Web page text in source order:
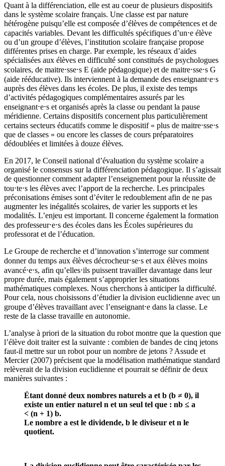
Quant à la différenciation, elle est au coeur de plusieurs dispositifs
dans le système scolaire français. Une classe est par nature
hétérogène puisqu’elle est composée d’élèves de compétences et de
capacités variables. Devant les difficultés spécifiques d’un⋅e élève
ou d’un groupe d’élèves, l’institution scolaire française propose
différentes prises en charge. Par exemple, les réseaux d’aides
spécialisées aux élèves en difficulté sont constitués de psychologues
scolaires, de maitre⋅sse⋅s E (aide pédagogique) et de maitre⋅sse⋅s G
(aide rééducative). Ils interviennent à la demande des enseignant⋅e⋅s
auprès des élèves dans les écoles. De plus, il existe des temps
d’activités pédagogiques complémentaires assurés par les
enseignant⋅e⋅s et organisés après la classe ou pendant la pause
méridienne. Certains dispositifs concernent plus particulièrement
certains secteurs éducatifs comme le dispositif « plus de maitre⋅sse⋅s
que de classes » ou encore les classes de cours préparatoires
dédoublées et limitées à douze élèves.
En 2017, le Conseil national d’évaluation du système scolaire a
organisé le consensus sur la différenciation pédagogique. Il s’agissait
de questionner comment adapter l’enseignement pour la réussite de
tou⋅te⋅s les élèves avec l’apport de la recherche. Les principales
préconisations émises sont d’éviter le redoublement afin de ne pas
augmenter les inégalités scolaires, de varier les supports et les
modalités. L’enjeu est important. Il concerne également la formation
des professeur⋅e⋅s des écoles dans les Écoles supérieures du
professorat et de l’éducation.
Le Groupe de recherche et d’innovation s’interroge sur comment
donner du temps aux élèves décrocheur⋅se⋅s et aux élèves moins
avancé⋅e⋅s, afin qu’elles⋅ils puissent travailler davantage dans leur
propre durée, mais également s’approprier les situations
mathématiques complexes. Nous cherchons à anticiper la difficulté.
Pour cela, nous choisissons d’étudier la division euclidienne avec un
groupe d’élèves travaillant avec l’enseignant⋅e dans la classe. Le
reste de la classe travaille en autonomie.
L’analyse à priori de la situation du robot montre que la question que
l’élève doit traiter est la suivante : combien de bandes de cinq jetons
faut-il mettre sur un robot pour un nombre de jetons ? Assude et
Mercier (2007) précisent que la modélisation mathématique standard
relèverait de la division euclidienne et pourrait se définir de deux
manières suivantes :
Étant donné deux nombres naturels a et b (b ≠ 0), il
existe un entier naturel n et un seul tel que : nb ≤ a
< (n + 1) b.
Le nombre a est le dividende, b le diviseur et n le
quotient.